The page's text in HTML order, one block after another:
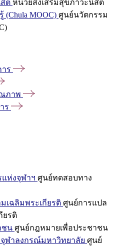
ต หน่วยส่งเสริมสุขภาวะนิสิต
MOOC) ศูนย์นวัตกรรม
ร
ภาพ
ร
ห่งจุฬาฯ ศูนย์ทดสอบทาง
เฉลิมพระเกียรติ ศูนย์การแปล
ยรติ
ชน ศูนย์กฎหมายเพื่อประชาชน
ฬาลงกรณ์มหาวิทยาลัย ศูนย์